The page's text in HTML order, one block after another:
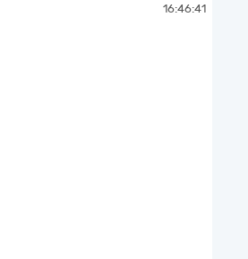
16:46:41